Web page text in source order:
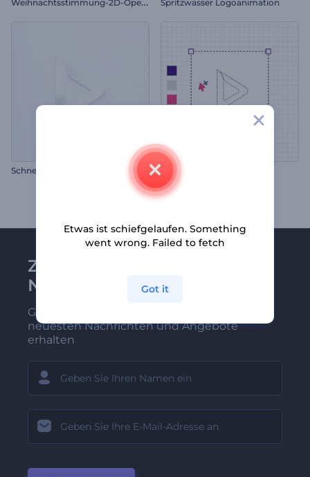
Spritzwasser Logoanimation
Schnelles Business-Intro
Zu Renderforest-
Newsletter anmelden
Gehören Sie zu den Ersten, die unsere
neuesten Nachrichten und Angebote
erhalten
Etwas ist schiefgelaufen. Something
went wrong. Failed to fetch
Got it